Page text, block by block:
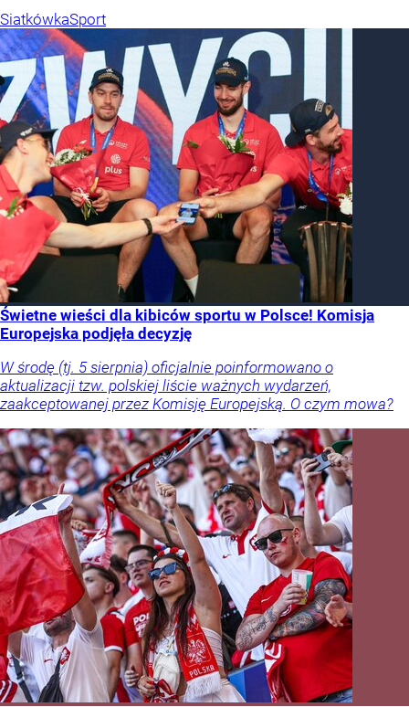
SiatkówkaSport
Świetne wieści dla kibiców sportu w Polsce! Komisja
Europejska podjęła decyzję
W środę (tj. 5 sierpnia) oficjalnie poinformowano o
aktualizacji tzw. polskiej liście ważnych wydarzeń,
zaakceptowanej przez Komisję Europejską. O czym mowa?